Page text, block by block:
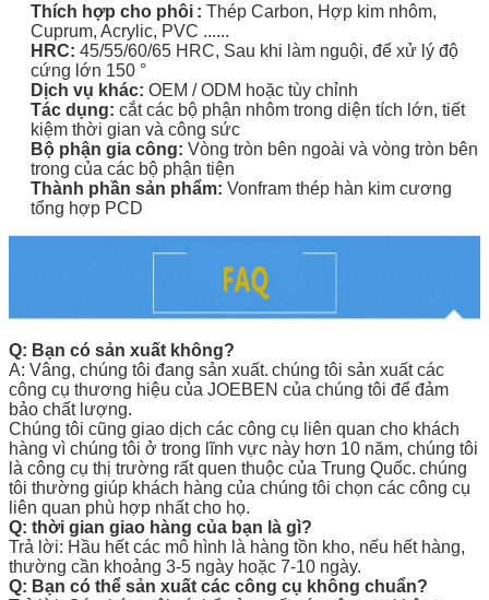
Thích hợp cho phôi : Thép Carbon, Hợp kim nhôm,
Cuprum, Acrylic, PVC ......
HRC: 45/55/60/65 HRC, Sau khi làm nguội, để xử lý độ
cứng lớn 150 °
Dịch vụ khác: OEM / ODM hoặc tùy chỉnh
Tác dụng: cắt các bộ phận nhôm trong diện tích lớn, tiết
kiệm thời gian và công sức
Bộ phận gia công: Vòng tròn bên ngoài và vòng tròn bên
trong của các bộ phận tiện
Thành phần sản phẩm: Vonfram thép hàn kim cương
tổng hợp PCD
Q: Bạn có sản xuất không?
A: Vâng, chúng tôi đang sản xuất. chúng tôi sản xuất các
công cụ thương hiệu của JOEBEN của chúng tôi để đảm
bảo chất lượng.
Chúng tôi cũng giao dịch các công cụ liên quan cho khách
hàng vì chúng tôi ở trong lĩnh vực này hơn 10 năm, chúng tôi
là công cụ thị trường rất quen thuộc của Trung Quốc. chúng
tôi thường giúp khách hàng của chúng tôi chọn các công cụ
liên quan phù hợp nhất cho họ.
Q: thời gian giao hàng của bạn là gì?
Trả lời: Hầu hết các mô hình là hàng tồn kho, nếu hết hàng,
thường cần khoảng 3-5 ngày hoặc 7-10 ngày.
Q: Bạn có thể sản xuất các công cụ không chuẩn?